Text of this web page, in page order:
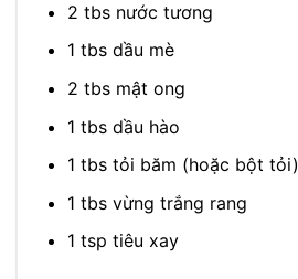
2 tbs nước tương
1 tbs dầu mè
2 tbs mật ong
1 tbs dầu hào
1 tbs tỏi băm (hoặc bột tỏi)
1 tbs vừng trắng rang
1 tsp tiêu xay